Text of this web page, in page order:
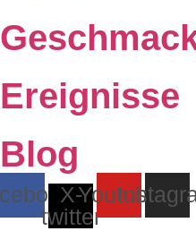
Ereignisse
Blog
X-
twitter
Youtube